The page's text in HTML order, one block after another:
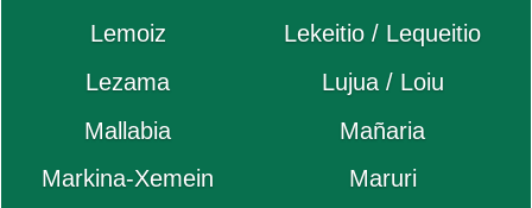
Lemoiz
Lekeitio / Lequeitio
Lezama
Lujua / Loiu
Mallabia
Mañaria
Markina-Xemein
Maruri